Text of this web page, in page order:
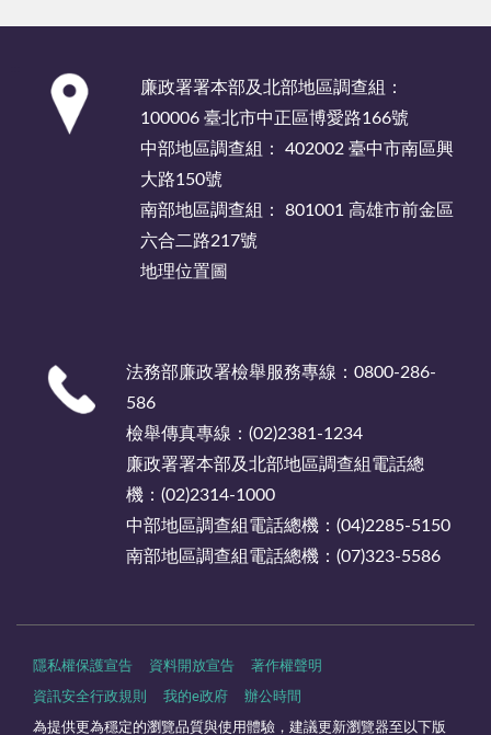
廉政署署本部及北部地區調查組：
100006 臺北市中正區博愛路166號
中部地區調查組： 402002 臺中市南區興
大路150號
南部地區調查組： 801001 高雄市前金區
六合二路217號
地理位置圖
法務部廉政署檢舉服務專線：0800-286-
586
檢舉傳真專線：(02)2381-1234
廉政署署本部及北部地區調查組電話總
機：(02)2314-1000
中部地區調查組電話總機：(04)2285-5150
南部地區調查組電話總機：(07)323-5586
隱私權保護宣告 資料開放宣告 著作權聲明
資訊安全行政規則 我的e政府 辦公時間
為提供更為穩定的瀏覽品質與使用體驗，建議更新瀏覽器至以下版